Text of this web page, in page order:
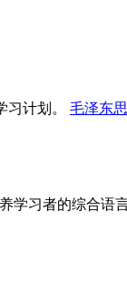
计划。 毛泽东
习者的综合